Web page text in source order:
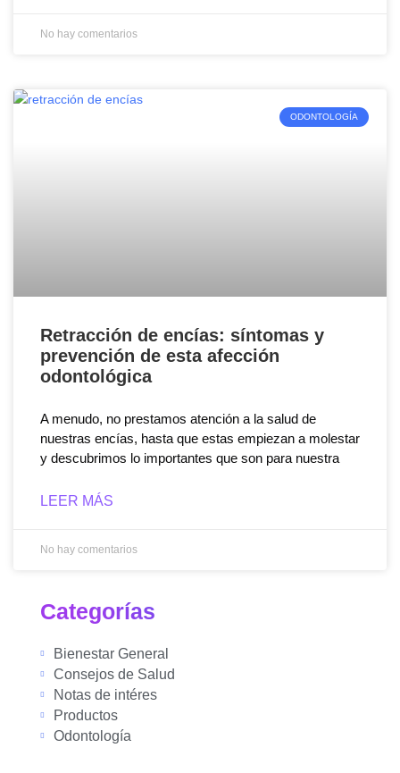
No hay comentarios
ODONTOLOGÍA
Retracción de encías: síntomas y
prevención de esta afección
odontológica
A menudo, no prestamos atención a la salud de
nuestras encías, hasta que estas empiezan a molestar
y descubrimos lo importantes que son para nuestra
LEER MÁS
No hay comentarios
Categorías
Bienestar General
Consejos de Salud
Notas de intéres
Productos
Odontología